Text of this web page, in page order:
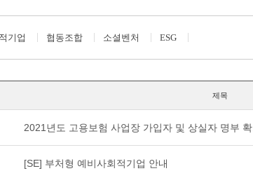
기업 협동조합 소셜벤처 ESG
제목
2021년도 고용보험 사업장 가입자 및 상실자 명부 확..
[SE] 부처형 예비사회적기업 안내